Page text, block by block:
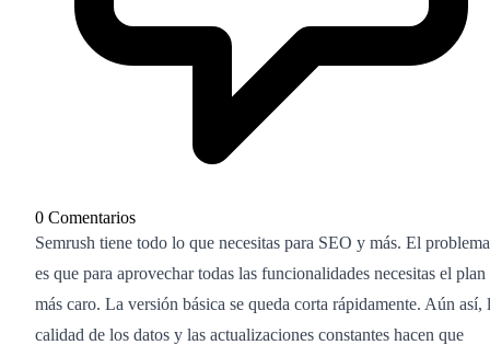
0 Comentarios
Semrush tiene todo lo que necesitas para SEO y más. El problema
es que para aprovechar todas las funcionalidades necesitas el plan
más caro. La versión básica se queda corta rápidamente. Aún así,
calidad de los datos y las actualizaciones constantes hacen que